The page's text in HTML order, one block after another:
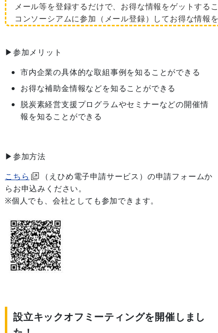
メール等を登録するだけで、お得な情報をゲットする
コンソーシアムに参加（メール登録）してお得な情報
▶参加メリット
市内企業の具体的な取組事例を知ることができる
お得な補助金情報などを知ることができる
脱炭素経営支援プログラムやセミナーなどの開催情
報を知ることができる
▶参加方法
こちら
（えひめ電子申請サービス）の申請フォームか
らお申込みください。
※個人でも、会社としても参加できます。
設立キックオフミーティングを開催しまし